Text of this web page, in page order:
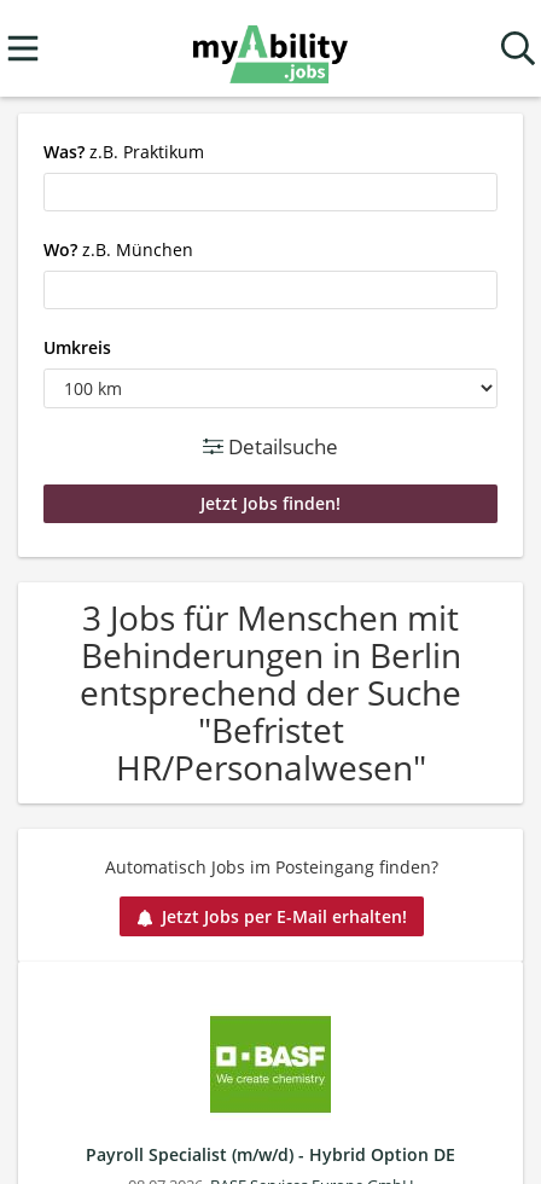
Was? z.B. Praktikum
Wo? z.B. München
Umkreis
Detailsuche
3 Jobs für Menschen mit
Behinderungen in Berlin
entsprechend der Suche
"Befristet
HR/Personalwesen"
Automatisch Jobs im Posteingang finden?
Jetzt Jobs per E-Mail erhalten!
Payroll Specialist (m/w/d) - Hybrid Option DE